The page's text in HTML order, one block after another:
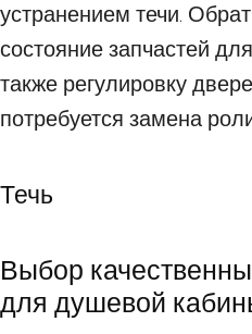
устранением течи.
состояние запчастей
также регулировку
потребуется замена
Течь
Выбор
для душевой